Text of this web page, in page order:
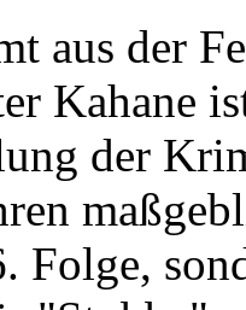
aus der
Kahane
der
Folge,